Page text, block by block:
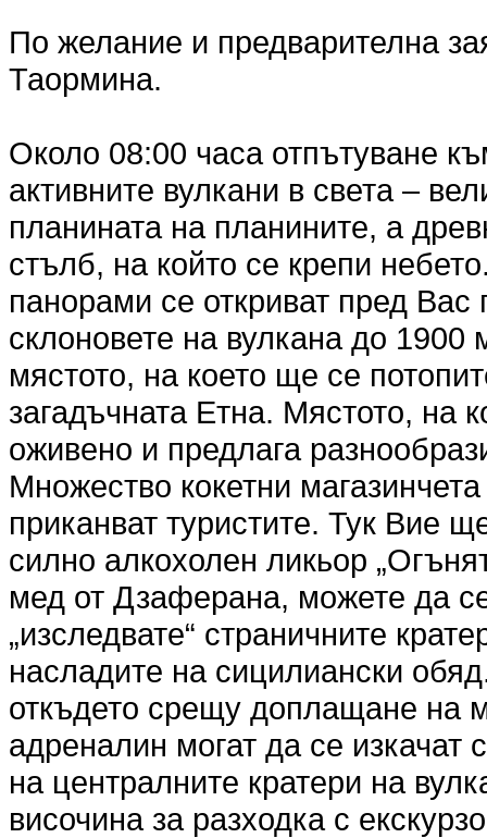
По желание и предварителна
Таормина.
Около 08:00 часа отпътуване
активните вулкани в света –
планината на планините, а
стълб, на който се крепи
панорами се откриват пред Вас
склоновете на вулкана до
мястото, на което ще се
загадъчната Етна. Мястото, на
оживено и предлага
Множество кокетни
приканват туристите. Тук Вие
силно алкохолен ликьор
мед от Дзаферана, можете да
„изследвате“ страничните
насладите на сицилиански
откъдето срещу доплащане на
адреналин могат да се
на централните кратери на
височина за разходка с